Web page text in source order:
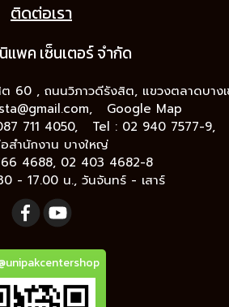
ติดต่อเรา
แพค เซ็นเตอร์ จำกัด
60 , ถนนวิภาวดีรังสิต, แขวงตลาดบาง
Google Map
711 4050, Tel : 02 940 7577-9,
สำนักงาน บางใหญ่
4688, 02 403 4682-8
- 17.00 น., วันจันทร์ - เสาร์